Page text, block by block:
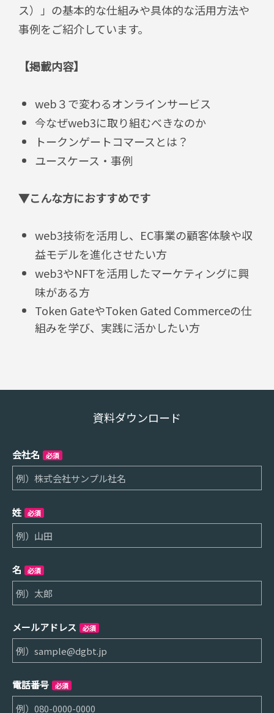
ス）」の基本的な仕組みや具体的な活用方法や
事例をご紹介しています。
【掲載内容】
web３で変わるオンラインサービス
今なぜweb3に取り組むべきなのか
トークンゲートコマースとは？
ユースケース・事例
▼こんな方におすすめです
web3技術を活用し、EC事業の顧客体験や収
益モデルを進化させたい方
web3やNFTを活用したマーケティングに興
味がある方
Token GateやToken Gated Commerceの仕
組みを学び、実践に活かしたい方
資料ダウンロード
会社名 必須
姓 必須
名 必須
メールアドレス 必須
電話番号 必須